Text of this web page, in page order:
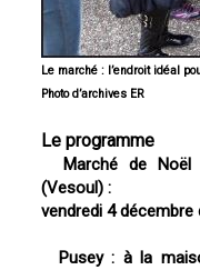
Le marché : l’endroit idéal
Photo d’archives ER
Le programme
Marché de
(Vesoul) :
vendredi 4 décembre
Pusey : à la